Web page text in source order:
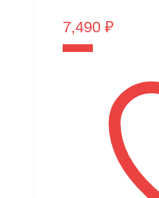
7,490 ₽